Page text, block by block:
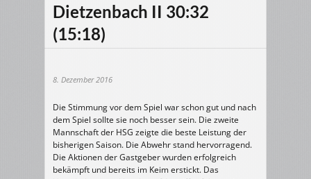
Dietzenbach II 30:32
(15:18)
8. Dezember 2016
Die Stimmung vor dem Spiel war schon gut und nach
dem Spiel sollte sie noch besser sein. Die zweite
Mannschaft der HSG zeigte die beste Leistung der
bisherigen Saison. Die Abwehr stand hervorragend.
Die Aktionen der Gastgeber wurden erfolgreich
bekämpft und bereits im Keim erstickt. Das